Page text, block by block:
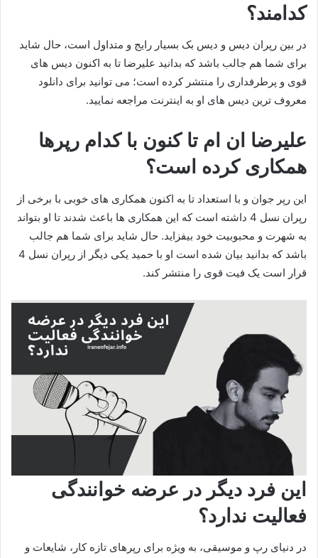
کدامند؟
در بین رپران دیس و دیس بک بسیار رایج و متداول است، حال شاید
برای شما هم جالب باشد که بدانید علیرضا تا به اکنون دیس های
قوی و پرطرفداری را منتشر کرده است؛ می‌ توانید برای دانلود
معروف ترین دیس های او به اینترنت مراجعه نمایید.
علیرضا ان ام تا کنون با کدام رپرها
همکاری کرده است؟
این رپر جوان و با استعداد تا به اکنون همکاری‌ های خوبی با برخی از
رپران نسل 4 داشته است که این همکاری ها باعث شدند تا او بتواند
به شهرت و محبوبیت خود بیفزاید. حال شاید برای شما هم جالب
باشد که بدانید بیان شده است او با حمید یکی دیگر از رپران نسل 4
قرار است یک فیت قوی را منتشر کند.
این فرد دیگر در عرضه خوانندگی
فعالیت ندارد؟
در دنیای رپ و موسیقی، به‌ ویژه برای رپرهای تازه‌ کار، شایعات و